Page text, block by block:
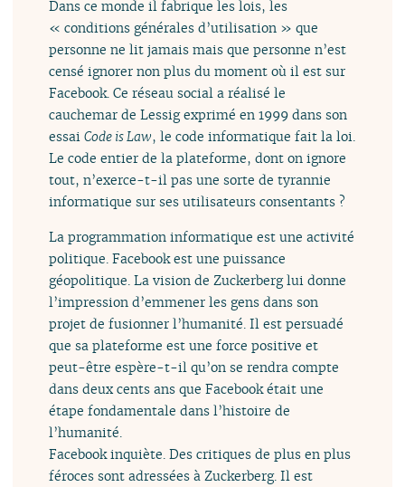
Dans ce monde il fabrique les lois, les
« conditions générales d’utilisation » que
personne ne lit jamais mais que personne n’est
censé ignorer non plus du moment où il est sur
Facebook. Ce réseau social a réalisé le
cauchemar de Lessig exprimé en 1999 dans son
essaiCode is Law, le code informatique fait la loi.
Le code entier de la plateforme, dont on ignore
tout, n’exerce-t-il pas une sorte de tyrannie
informatique sur ses utilisateurs consentants ?
La programmation informatique est une activité
politique. Facebook est une puissance
géopolitique. La vision de Zuckerberg lui donne
l’impression d’emmener les gens dans son
projet de fusionner l’humanité. Il est persuadé
que sa plateforme est une force positive et
peut-être espère-t-il qu’on se rendra compte
dans deux cents ans que Facebook était une
étape fondamentale dans l’histoire de
l’humanité.
Facebook inquiète. Des critiques de plus en plus
féroces sont adressées à Zuckerberg. Il est